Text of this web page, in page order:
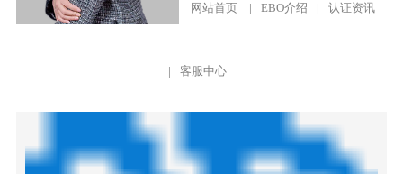
网站首页 | EBO介绍 | 认证资讯
| 客服中心